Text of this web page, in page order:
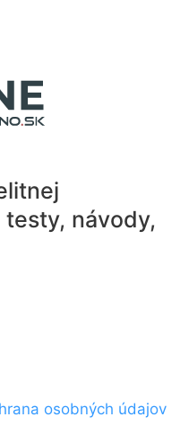
testy, návody,
osobných údajov